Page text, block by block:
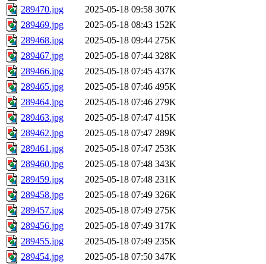
289470.jpg
2025-05-18 09:58 307K
289469.jpg
2025-05-18 08:43 152K
289468.jpg
2025-05-18 09:44 275K
289467.jpg
2025-05-18 07:44 328K
289466.jpg
2025-05-18 07:45 437K
289465.jpg
2025-05-18 07:46 495K
289464.jpg
2025-05-18 07:46 279K
289463.jpg
2025-05-18 07:47 415K
289462.jpg
2025-05-18 07:47 289K
289461.jpg
2025-05-18 07:47 253K
289460.jpg
2025-05-18 07:48 343K
289459.jpg
2025-05-18 07:48 231K
289458.jpg
2025-05-18 07:49 326K
289457.jpg
2025-05-18 07:49 275K
289456.jpg
2025-05-18 07:49 317K
289455.jpg
2025-05-18 07:49 235K
289454.jpg
2025-05-18 07:50 347K